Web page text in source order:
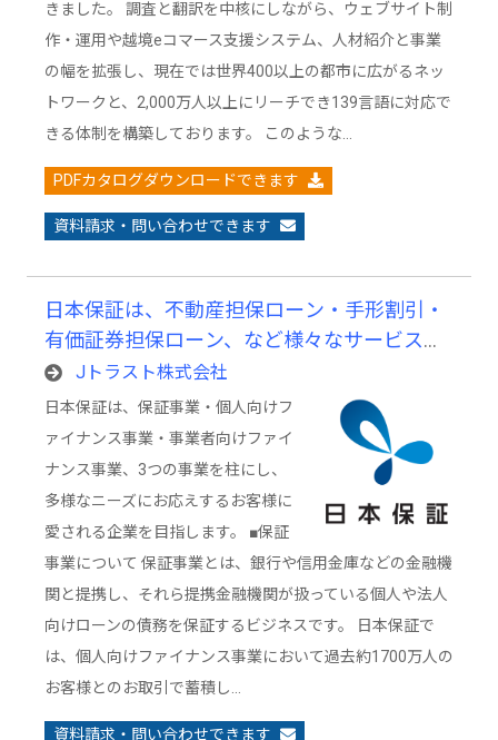
きました。 調査と翻訳を中核にしながら、ウェブサイト制
作・運用や越境eコマース支援システム、人材紹介と事業
の幅を拡張し、現在では世界400以上の都市に広がるネッ
トワークと、2,000万人以上にリーチでき139言語に対応で
きる体制を構築しております。 このような…
PDFカタログダウンロードできます
資料請求・問い合わせできます
日本保証は、不動産担保ローン・手形割引・
有価証券担保ローン、など様々なサービスを
展開するトータルファイナンスカンパニーで
す。
Jトラスト株式会社
日本保証は、保証事業・個人向けフ
ァイナンス事業・事業者向けファイ
ナンス事業、3つの事業を柱にし、
多様なニーズにお応えするお客様に
愛される企業を目指します。 ■保証
事業について 保証事業とは、銀行や信用金庫などの金融機
関と提携し、それら提携金融機関が扱っている個人や法人
向けローンの債務を保証するビジネスです。 日本保証で
は、個人向けファイナンス事業において過去約1700万人の
お客様とのお取引で蓄積し…
資料請求・問い合わせできます